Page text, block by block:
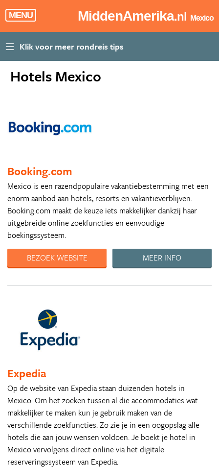
MENU MiddenAmerika.nl Mexico
Hotels Mexico
Booking.com
Mexico is een razendpopulaire vakantiebestemming met een
enorm aanbod aan hotels, resorts en vakantieverblijven.
Booking.com maakt de keuze iets makkelijker dankzij haar
uitgebreide online zoekfuncties en eenvoudige
boekingssysteem.
BEZOEK WEBSITE
MEER INFO
Expedia
Op de website van Expedia staan duizenden hotels in
Mexico. Om het zoeken tussen al die accommodaties wat
makkelijker te maken kun je gebruik maken van de
verschillende zoekfuncties. Zo zie je in een oogopslag alle
hotels die aan jouw wensen voldoen. Je boekt je hotel in
Mexico vervolgens direct online via het digitale
reserveringssysteem van Expedia.